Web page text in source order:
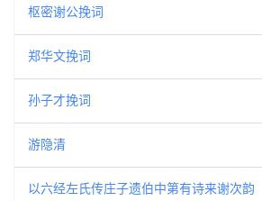
枢密谢公挽词
郑华文挽词
孙子才挽词
游隐清
以六经左氏传庄子遗伯中第有诗来谢次韵